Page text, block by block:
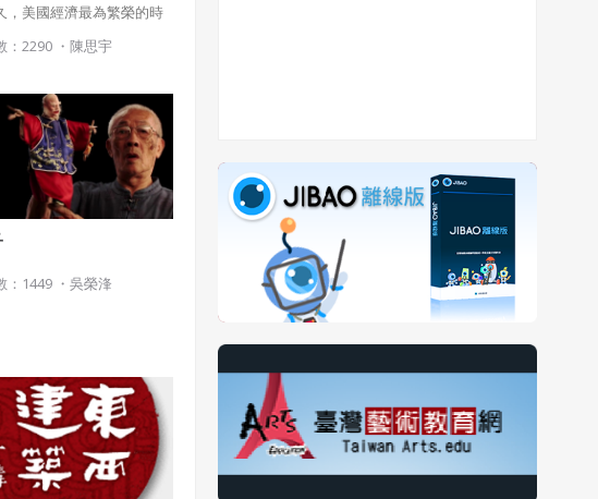
，美國經濟最為繁榮的時
年被稱為「瘋狂年月」，
個時代的社會、藝術和文
的年代」。 藍碧嘉生活在
，她的繪畫作品裝飾風格
現出她個人特色及女性主
：2290 ・ 陳思宇
：1449 ・ 吳榮浲
有或經授權
政策。
取創用CC
法流通授
或以其他
取。吉寶系